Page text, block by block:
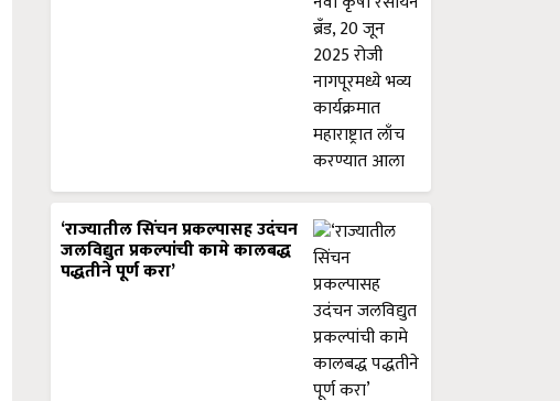
‘राज्यातील सिंचन प्रकल्पासह उदंचन
जलविद्युत प्रकल्पांची कामे कालबद्ध
पद्धतीने पूर्ण करा’